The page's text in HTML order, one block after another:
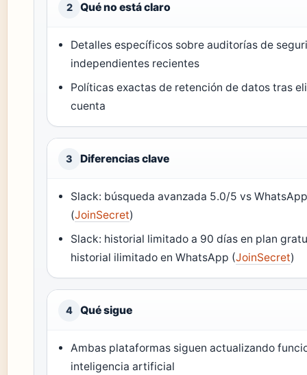
2 Qué no está claro
Detalles específicos sobre auditorías de
independientes recientes
Políticas exactas de retención de datos tras
cuenta
3 Diferencias clave
Slack: búsqueda avanzada 5.0/5 vs
(JoinSecret)
Slack: historial limitado a 90 días en plan
historial ilimitado en WhatsApp (JoinSecret)
4 Qué sigue
Ambas plataformas siguen actualizando
inteligencia artificial